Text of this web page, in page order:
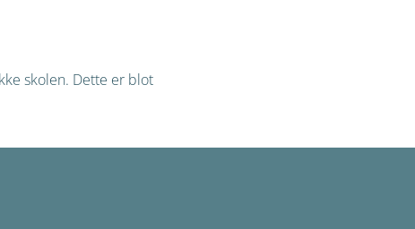
skolen. Dette er blot